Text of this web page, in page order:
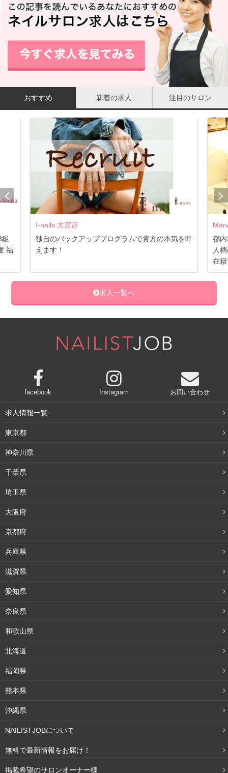
ます。動画を見た後と見ていないのでは、全然できが違い
ますから。
これは、スポーツ選手が行うイメトレと一緒ですね。講師
の施術動画を見てイメージしながら手を動かすと、同じよ
うな筆の動きを習得できるようになってくるんです。
も習得できますか？
「動作を見る」という部分ではイメトレにはなるかもしれ
ませんが、指導動画ではないので、完璧に技術の習得をす
ることは難しいと思います。独学の場合、間違っている部
分に気づくことができない事が上達しない一番のネックな
んです。直接指導を受け、自分の間違っている部分を直す
ことができる環境が一番上達が早いことは間違いありませ
ん。ただ、通うのが物理的に難しい方も実際いらっしゃる
ので、シンシアネイルアカデミーでもオンラインスクール
もちろんオンラインでもしっかりとした指導のもと、練
は、認定講師試験の技術動画をしっかり見た後、自分が練
習した写真や動画を限定グループに投稿してもらい、間違
っている部分を指導することを繰り返して正しい技術が修
得できるように導いています。
やはり直接指導を受けることは大事なんですね。水村
さんの授業を見学中、前回の試験の状況を個別にお話
把握しているな」と感じました。
を記憶しています。頭の中に写真のようなイメージで記憶
されているんですよね。だから、そのイメージを元に、前
受け持っている生徒さんはかなり多いのに、ここまで
おすすめ 新着の求人 注目のサロン
I-nails 大宮店
独自のバックアッププログラムで貴方の本気を叶
えます！
都内3
人柄の
在籍で
求人一覧へ
facebook Instagram お問い合わせ
求人情報一覧
東京都
神奈川県
千葉県
埼玉県
大阪府
京都府
兵庫県
滋賀県
愛知県
奈良県
和歌山県
北海道
福岡県
熊本県
沖縄県
NAILISTJOBについて
無料で最新情報をお届け！
掲載希望のサロンオーナー様